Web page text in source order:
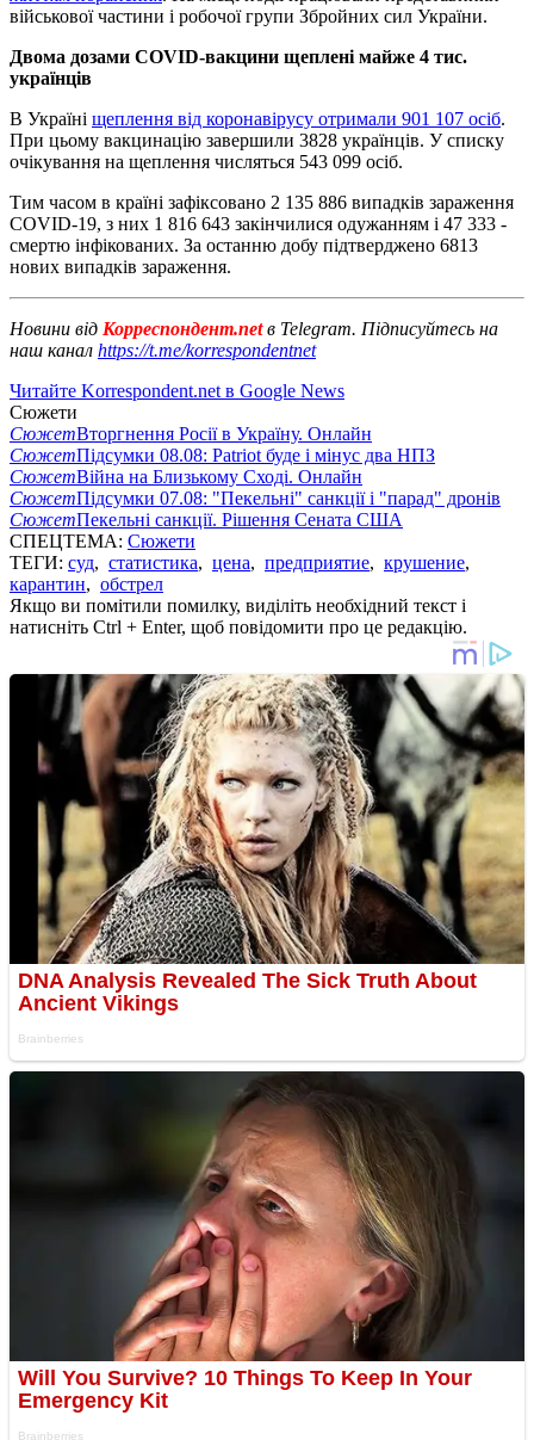
військової частини і робочої групи Збройних сил України.
Двома дозами COVID-вакцини щеплені майже 4 тис.
українців
В Україні щеплення від коронавірусу отримали 901 107 осіб.
При цьому вакцинацію завершили 3828 українців. У списку
очікування на щеплення числяться 543 099 осіб.
Тим часом в країні зафіксовано 2 135 886 випадків зараження
COVID-19, з них 1 816 643 закінчилися одужанням і 47 333 -
смертю інфікованих. За останню добу підтверджено 6813
нових випадків зараження.
Новини від Корреспондент.netв Telegram. Підписуйтесь на
наш канал https://t.me/korrespondentnet
Читайте Korrespondent.net в Google News
Сюжети
СюжетВторгнення Росії в Україну. Онлайн
СюжетПідсумки 08.08: Patriot буде і мінус два НПЗ
СюжетВійна на Близькому Сході. Онлайн
СюжетПідсумки 07.08: "Пекельні" санкції і "парад" дронів
СюжетПекельні санкції. Рішення Сената США
СПЕЦТЕМА: Сюжети
ТЕГИ: суд, статистика, цена, предприятие, крушение,
карантин, обстрел
Якщо ви помітили помилку, виділіть необхідний текст і
натисніть Ctrl + Enter, щоб повідомити про це редакцію.